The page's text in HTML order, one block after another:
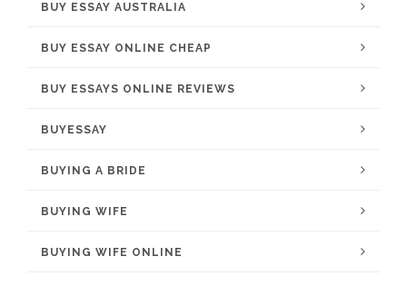
BUY ESSAY AUSTRALIA
BUY ESSAY ONLINE CHEAP
BUY ESSAYS ONLINE REVIEWS
BUYESSAY
BUYING A BRIDE
BUYING WIFE
BUYING WIFE ONLINE